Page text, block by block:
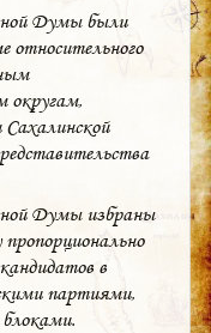
Думы были
относительного
округам,
Думы избраны
в
партиями,